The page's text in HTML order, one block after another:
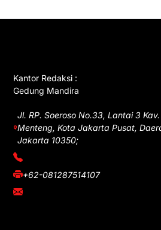
Kantor Redaksi :
Gedung Mandira
Jl. RP. Soeroso No.33, Lantai 3
Menteng, Kota Jakarta Pusat,
Jakarta 10350;
(021) 3908026
+62-081287514107
adm@iawnews.com